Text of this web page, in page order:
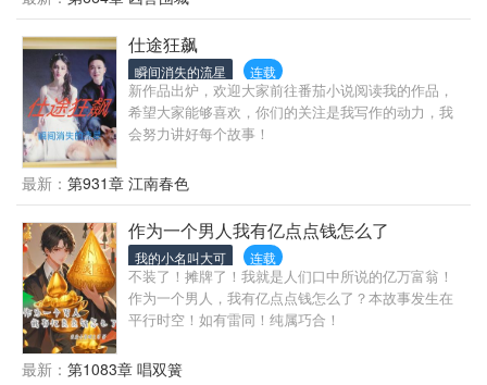
自取！
仕途狂飙
瞬间消失的流星 连载
新作品出炉，欢迎大家前往番茄小说阅读我的作品，
希望大家能够喜欢，你们的关注是我写作的动力，我
会努力讲好每个故事！
最新： 第931章 江南春色
作为一个男人我有亿点点钱怎么了
我的小名叫大可 连载
不装了！摊牌了！我就是人们口中所说的亿万富翁！
作为一个男人，我有亿点点钱怎么了？本故事发生在
平行时空！如有雷同！纯属巧合！
最新： 第1083章 唱双簧